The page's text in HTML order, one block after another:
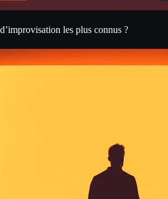
les plus connus ?